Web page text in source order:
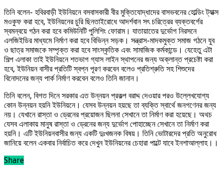
তিনি বলেন- হবিরবাড়ী ইউনিয়নে বসবাসকারী বীর মুক্তিযোদ্ধাদের বাসভবনের হোল্ডিং ট্যাক্স
মওকুফ করা হবে, ইউনিয়নের চুরি ছিনতাইরোধে আদর্শবান সৎ চরিত্রের ব্যক্তবর্গের
স্বমন্বয়ে গঠন করা হবে কমিউনিটি পুলিশিং ফোরাম। যাতায়াতের দুর্ভোগ নিরসনে
এলজিইডির মাধ্যমে নির্মাণ করা হবে বিভিন্ন সড়ক। সন্ত্রাস-মাদকমুক্ত সমাজ গঠনে যুব
ও ছাত্র সমাজকে সম্পৃক্ত করা হবে সাংস্কৃতিক এবং সামাজিক কর্মকান্ডে। যেহেতু এটা
শিল্প এলাকা তাই ইউনিয়নে শতভাগ গ্যাস লাইন স্থাপনের জন্য অক্লান্ত প্রচেষ্টা করা
হবে, ইউনিয়ন বাসীর প্রতিটি স্বপ্ন পূরণ করবেন বলেও প্রতিশ্রুতি সহ শিশুদের
বিনোদনের জন্য পার্ক নির্মাণ করবেন বলেও তিনি জানান।
তিনি বলেন, বিগত দিনে সরকার এত উন্নয়ন প্রকল্প বরাদ্দ দেওয়ার পরও উল্লেখযোগ্য
কোন উন্নয়ন হয়নি ইউনিয়নে। যেসব উন্নয়ন হয়ছে তা ব্যক্তি স্বার্থে জনগণেনর জন্য
নয়। যেখানে রাস্তা ও ড্রেনের প্রয়োজন ছিলনা সেখানে তা নির্মাণ করা হয়েছে। অথচ
যেসব এলাকায় মানুষ রাস্তা ও ড্রেনের জন্য দুর্ভোগ পোহাচ্ছেন সেখানে তা নির্মাণ করা
হয়নি। এটি ইউনিয়নবাসীর জন্য একটি দুঃখজনক বিষয়। তিনি ভোটারদের প্রতি অনুরোধ
জানিয়ে বলেন একবার নির্বাচিত করে দেখুন ইউনিয়নের চেহারা পাল্টে যাবে ইনশাআল্লাহ।।
Share